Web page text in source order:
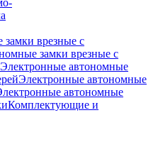
врезные с
замки врезные с
Электронные автономные
Электронные автономные
автономные
Комплектующие и